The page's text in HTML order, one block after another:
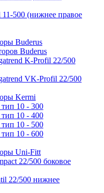
500 (нижнее правое
Buderus
Buderus
K-Profil 22/500
VK-Profil 22/500
Kermi
10 - 300
10 - 400
10 - 500
10 - 600
Uni-Fitt
22/500 боковое
22/500 нижнее